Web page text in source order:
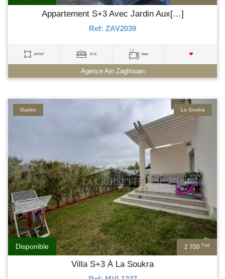
Appartement S+3 Avec Jardin Aux[…]
Ref: ZAV2039
147m² S+3 Non
Agence Ain Zaghouan
2 700 Tnd
Disponible
La Soukra
Duplex
Villa S+3 À La Soukra